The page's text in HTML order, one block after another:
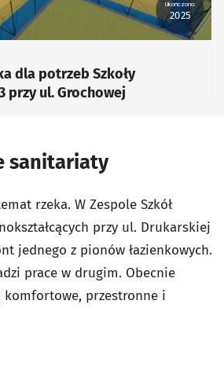
Ukończono:
2025
dla potrzeb Szkoły
przy ul. Grochowej
sanitariaty
rzeka. W Zespole Szkół
przy ul. Drukarskiej
jednego z pionów łazienkowych.
prace w drugim. Obecnie
komfortowe, przestronne i